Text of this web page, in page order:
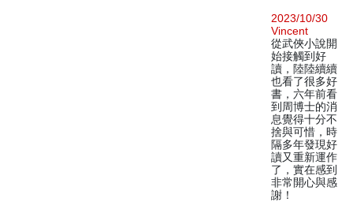
2023/10/30
Vincent
從武俠小說開
始接觸到好
讀，陸陸續續
也看了很多好
書，六年前看
到周博士的消
息覺得十分不
捨與可惜，時
隔多年發現好
讀又重新運作
了，實在感到
非常開心與感
謝！